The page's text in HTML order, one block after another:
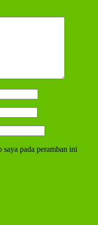
saya pada peramban ini